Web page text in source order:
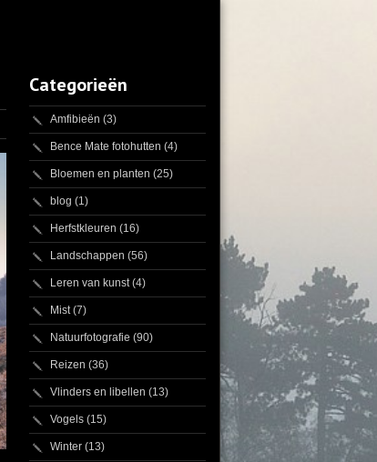
Categorieën
Amfibieën (3)
Bence Mate fotohutten (4)
Bloemen en planten (25)
blog (1)
Herfstkleuren (16)
Landschappen (56)
Leren van kunst(4)
Mist(7)
Natuurfotografie (90)
Reizen (36)
Vlinders en libellen (13)
Vogels (15)
Winter (13)